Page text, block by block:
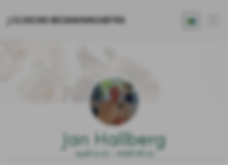
J.OLSSONS BEGRAVNINGSBYRÅ
Jan Hallberg
1946.11.21 - 2026.06.15